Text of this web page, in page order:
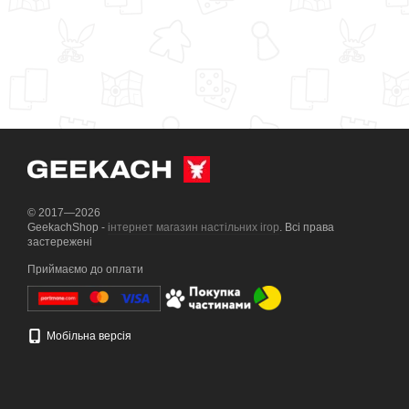
© 2017—2026
GeekachShop - інтернет магазин настільних ігор. Всі права
застережені
Приймаємо до оплати
Мобільна версія